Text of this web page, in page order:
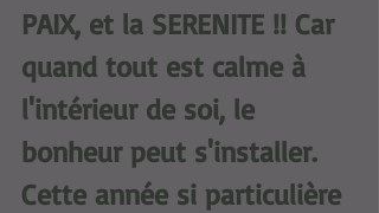
PAIX, et la SERENITE !! Car
quand tout est calme à
l'intérieur de soi, le
bonheur peut s'installer.
Cette année si particulière